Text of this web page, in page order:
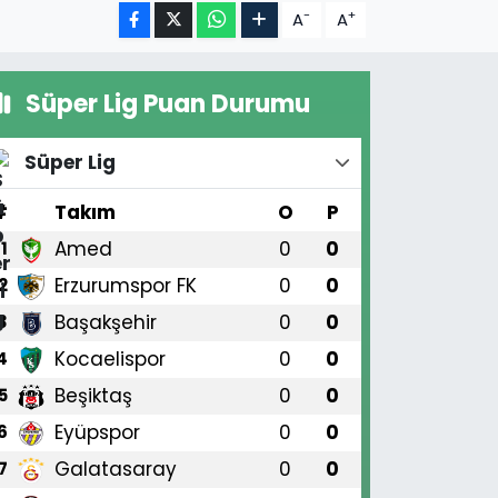
A- A+
Süper Lig Puan Durumu
Süper Lig
Takım O P
1 Amed 0 0
Erzurumspor FK 0 0
Başakşehir 0 0
Kocaelispor 0 0
Beşiktaş 0 0
Eyüpspor 0 0
Galatasaray 0 0